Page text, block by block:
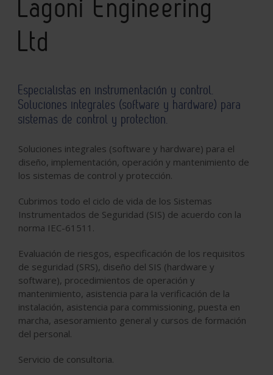
Lagoni Engineering
Ltd
Especialistas en instrumentación y control.
Soluciones integrales (software y hardware) para
sistemas de control y protection.
Soluciones integrales (software y hardware) para el
diseño, implementación, operación y mantenimiento de
los sistemas de control y protección.
Cubrimos todo el ciclo de vida de los Sistemas
Instrumentados de Seguridad (SIS) de acuerdo con la
norma IEC-61511.
Evaluación de riesgos, especificación de los requisitos
de seguridad (SRS), diseño del SIS (hardware y
software), procedimientos de operación y
mantenimiento, asistencia para la verificación de la
instalación, asistencia para commissioning, puesta en
marcha, asesoramiento general y cursos de formación
del personal.
Servicio de consultoria.